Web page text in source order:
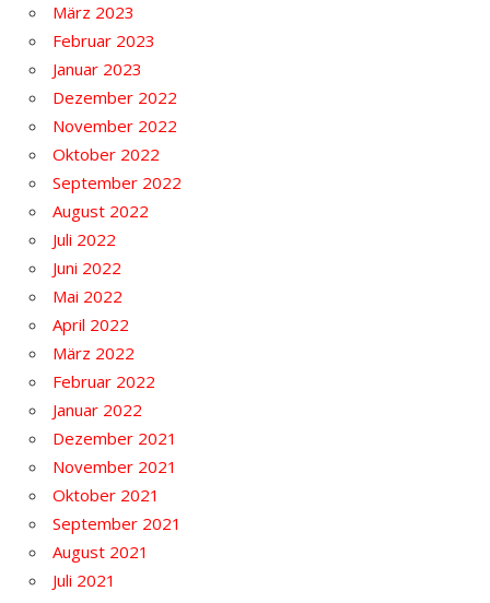
März 2023
Februar 2023
Januar 2023
Dezember 2022
November 2022
Oktober 2022
September 2022
August 2022
Juli 2022
Juni 2022
Mai 2022
April 2022
März 2022
Februar 2022
Januar 2022
Dezember 2021
November 2021
Oktober 2021
September 2021
August 2021
Juli 2021